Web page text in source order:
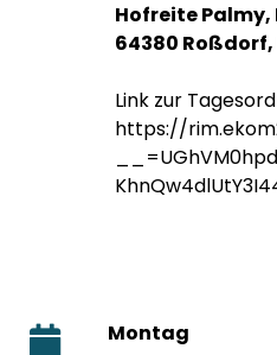
Hofreite Palmy,
64380
Link zur
https://
Montag